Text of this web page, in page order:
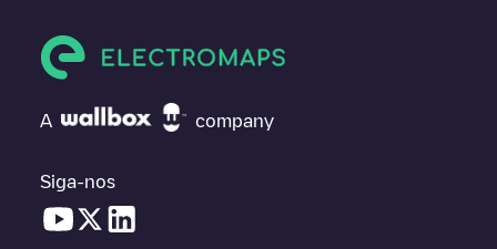
A company
Siga-nos